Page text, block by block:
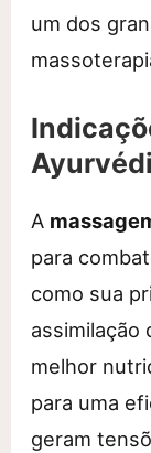
um dos
A
para
como sua
assimilação
melhor
para uma
geram